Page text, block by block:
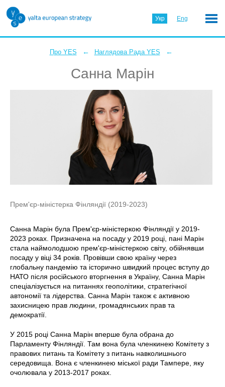
Укр Eng
Про YES ← Наглядова Рада YES ←
Санна Марін
Прем'єр-міністерка Фінляндії (2019-2023)
Санна Марін була Прем'єр-міністеркою Фінляндії у 2019-
2023 роках. Призначена на посаду у 2019 році, пані Марін
стала наймолодшою прем'єр-міністеркою світу, обійнявши
посаду у віці 34 років. Провівши свою країну через
глобальну пандемію та історично швидкий процес вступу до
НАТО після російського вторгнення в Україну, Санна Марін
спеціалізується на питаннях геополітики, стратегічної
автономії та лідерства. Санна Марін також є активною
захисницею прав людини, громадянських прав та
демократії.
У 2015 році Санна Марін вперше була обрана до
Парламенту Фінляндії. Там вона була членкинею Комітету з
правових питань та Комітету з питань навколишнього
середовища. Вона є членкинею міської ради Тампере, яку
очолювала у 2013-2017 роках.